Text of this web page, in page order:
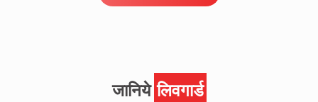
जानियेलिवगार्ड